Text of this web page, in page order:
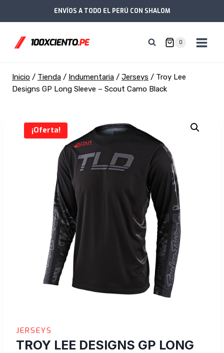
al
ENVÍOS A TODO EL PERÚ CON SHALOM
0
Inicio / Tienda / Indumentaria / Jerseys / Troy Lee
Designs GP Long Sleeve – Scout Camo Black
¡Oferta!
JERSEYS
TROY LEE DESIGNS GP LONG